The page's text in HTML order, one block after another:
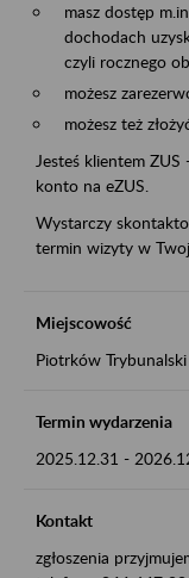
masz dostęp
dochodach
czyli rocznego
możesz
możesz też
Jesteś klientem
konto na eZUS.
Wystarczy
termin wizyty w
Miejscowość
Piotrków Trybunalski
Termin wydarzenia
2025.12.31 -
Kontakt
zgłoszenia